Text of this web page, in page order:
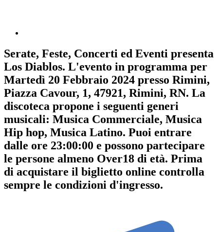
Serate, Feste, Concerti ed Eventi presenta
Los Diablos. L'evento in programma per
Martedì 20 Febbraio 2024 presso Rimini,
Piazza Cavour, 1, 47921, Rimini, RN. La
discoteca propone i seguenti generi
musicali: Musica Commerciale, Musica
Hip hop, Musica Latino. Puoi entrare
dalle ore 23:00:00 e possono partecipare
le persone almeno Over18 di età. Prima
di acquistare il biglietto online controlla
sempre le condizioni d'ingresso.